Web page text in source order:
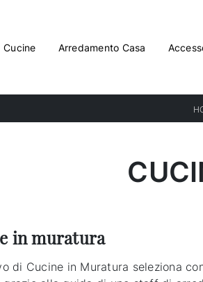
Cucine Arredamento Casa
in muratura
di Cucine in Muratura seleziona